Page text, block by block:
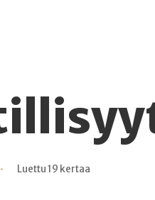
Luettu 19 kertaa